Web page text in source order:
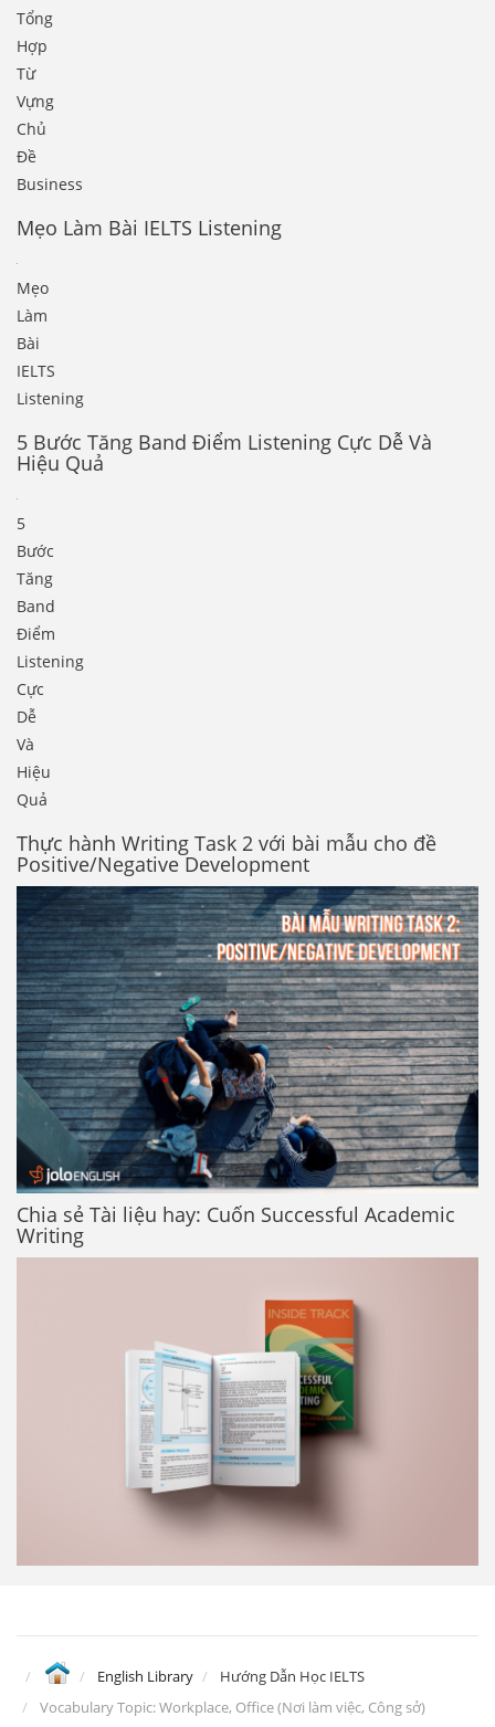
Tổng
Hợp
Từ
Vựng
Chủ
Đề
Business
Mẹo Làm Bài IELTS Listening
Mẹo
Làm
Bài
IELTS
Listening
5 Bước Tăng Band Điểm Listening Cực Dễ Và
Hiệu Quả
5
Bước
Tăng
Band
Điểm
Listening
Cực
Dễ
Và
Hiệu
Quả
Thực hành Writing Task 2 với bài mẫu cho đề
Positive/Negative Development
Chia sẻ Tài liệu hay: Cuốn Successful Academic
Writing
English Library
Hướng Dẫn Học IELTS
Vocabulary Topic: Workplace, Office (Nơi làm việc, Công sở)